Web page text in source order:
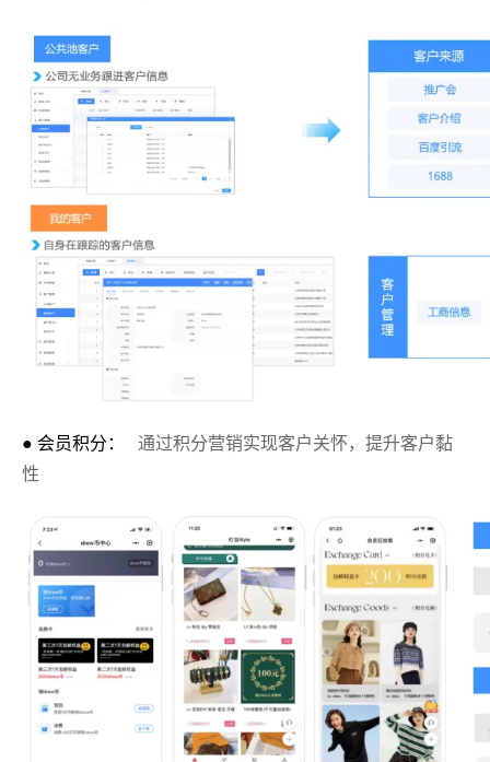
● 会员积分：
通过积分营销实现客户关怀，提升客户黏
性